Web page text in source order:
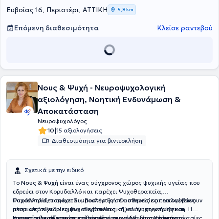
Ευβοίας 16, Περιστέρι, ΑΤΤΙΚΗ 5,8 km
Επόμενη διαθεσιμότητα Κλείσε ραντεβού
Νους & Ψυχή - Νευροψυχολογική
αξιολόγηση, Νοητική Ενδυνάμωση &
Αποκατάσταση
Νευροψυχολόγος
10|15 αξιολογήσεις
Διαθεσιμότητα για βιντεοκλήση
Σχετικά με την ειδικό
Το Νους & Ψυχή είναι ένας σύγχρονος χώρος ψυχικής υγείας που
εδρεύει στον Κορυδαλλό και παρέχει Ψυχοθεραπεία,
Ψυχοεκπαίδευση και Συμβουλευτική. Οι υπηρεσίες περιλαμβάνουν
ατομικές συνεδρίες ψυχοθεραπείας, αξιολόγηση μνήμης και
Παράλληλα, παρέχεται υποστήριξη σε ασθενείς και οικογένειες
μέσα από εξειδικευμένη συμβουλευτική και ψυχοεκπαίδευση. Η